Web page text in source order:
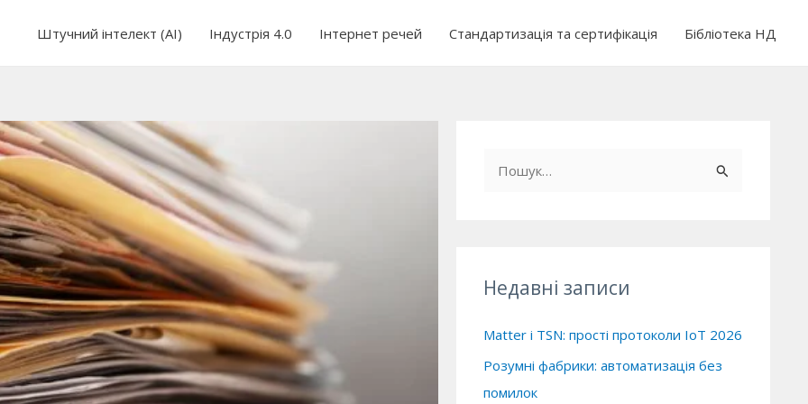
Штучний інтелект (AI) Індустрія 4.0 Інтернет речей Стандартизація та сертифікація Бібліотека НД
иНедавні записи
Matter і TSN: прості протоколи IoT 2026
Розумні фабрики: автоматизація без
помилок